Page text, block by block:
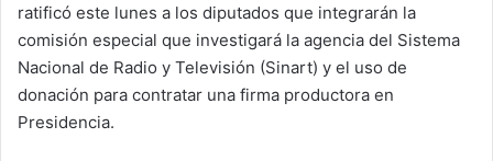
ratificó este lunes a los diputados que integrarán la
comisión especial que investigará la agencia del Sistema
Nacional de Radio y Televisión (Sinart) y el uso de
donación para contratar una firma productora en
Presidencia.